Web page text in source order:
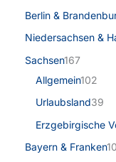
Berlin &
Niedersachsen &
Sachsen167
Allgemein102
Urlaubsland39
Erzgebirgische
Bayern & Franken